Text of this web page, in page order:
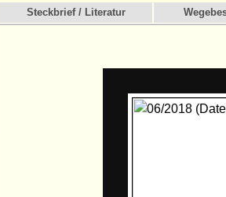
Steckbrief / Literatur